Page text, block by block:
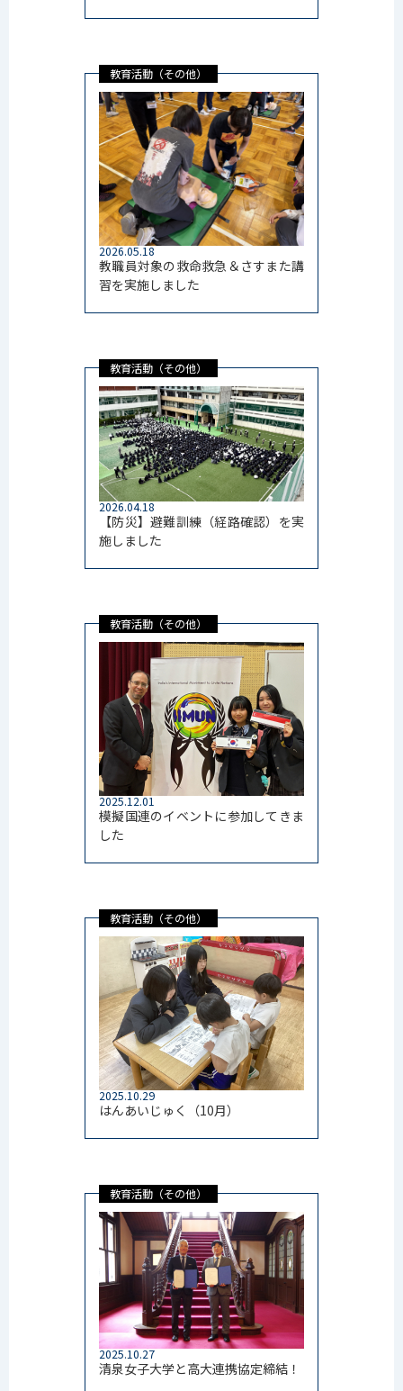
教育活動（その他）
2026.05.18
教職員対象の救命救急＆さすまた講
習を実施しました
教育活動（その他）
2026.04.18
【防災】避難訓練（経路確認）を実
施しました
教育活動（その他）
2025.12.01
模擬国連のイベントに参加してきま
した
教育活動（その他）
2025.10.29
はんあいじゅく（10月）
教育活動（その他）
2025.10.27
清泉女子大学と高大連携協定締結！